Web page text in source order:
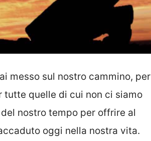
messo sul nostro cammino, per
tutte quelle di cui non ci siamo
nostro tempo per offrire al
oggi nella nostra vita.